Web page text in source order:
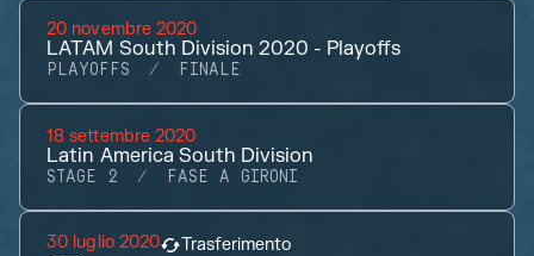
20 novembre 2020
LATAM South Division 2020 - Playoffs
PLAYOFFS FINALE
18 settembre 2020
Latin America South Division
STAGE 2 FASE A GIRONI
30 luglio 2020 Trasferimento